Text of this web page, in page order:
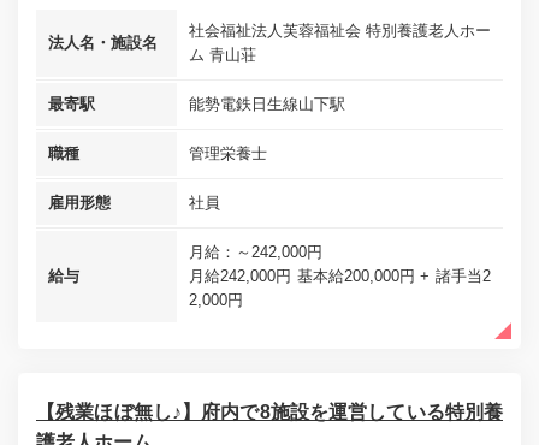
法人名・施設名
社会福祉法人芙蓉福祉会 特別養護老人ホー
ム 青山荘
最寄駅 能勢電鉄日生線山下駅
職種 管理栄養士
雇用形態 社員
給与
月給：～242,000円
月給242,000円 基本給200,000円 + 諸手当2
2,000円
【残業ほぼ無し♪】府内で8施設を運営している特別養